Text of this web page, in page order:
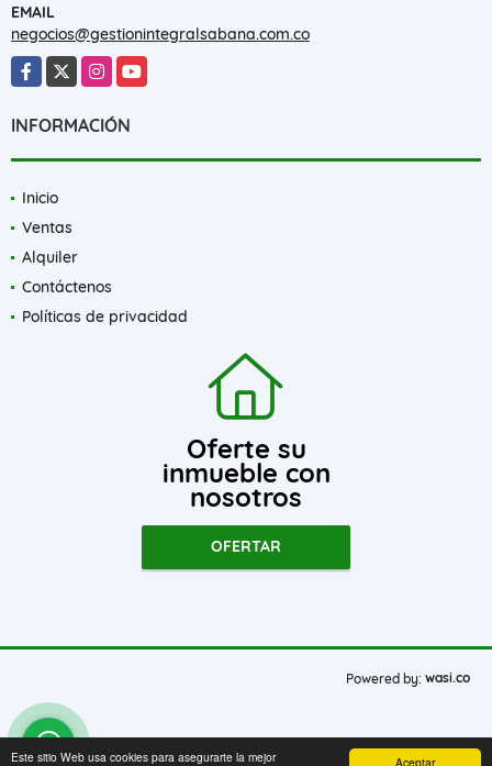
Aceptar
Este sitio Web usa cookies para asegurarte la mejor
EMAIL
negocios@gestionintegralsabana.com.co
Facebook
X Instagram
YouTube
INFORMACIÓN
Inicio
Ventas
Alquiler
Contáctenos
Políticas de privacidad
Oferte su
inmueble con
nosotros
OFERTAR
Powered by: wasi.co